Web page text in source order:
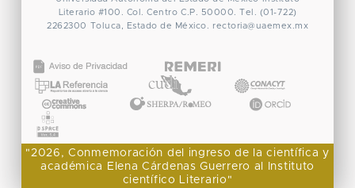
Literario #100. Col. Centro C.P. 50000. Tel. (01-722)
2262300 Toluca, Estado de México. rectoria@uaemex.mx
"2026, Conmemoración del ingreso de la científica y
académica Elena Cárdenas Guerrero al Instituto
científico Literario"